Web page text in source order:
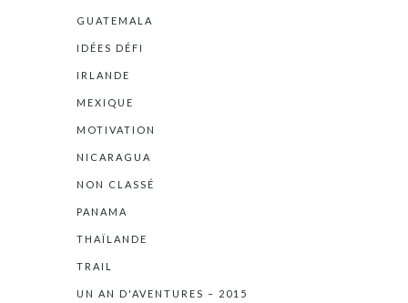
GUATEMALA
IDÉES DÉFI
IRLANDE
MEXIQUE
MOTIVATION
NICARAGUA
NON CLASSÉ
PANAMA
THAÏLANDE
TRAIL
UN AN D'AVENTURES – 2015